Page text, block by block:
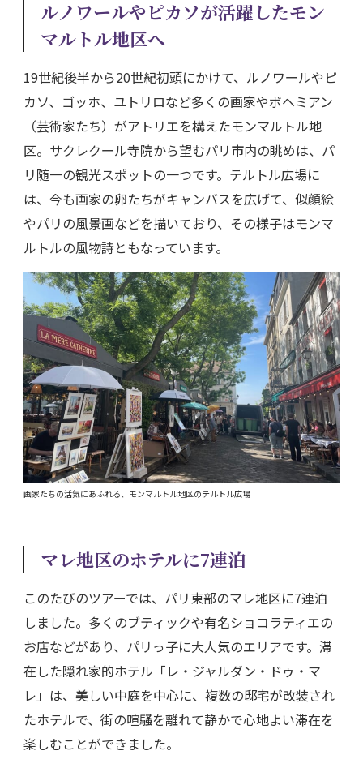
ルノワールやピカソが活躍したモン
マルトル地区へ
19世紀後半から20世紀初頭にかけて、ルノワールやピ
カソ、ゴッホ、ユトリロなど多くの画家やボヘミアン
（芸術家たち）がアトリエを構えたモンマルトル地
区。サクレクール寺院から望むパリ市内の眺めは、パ
リ随一の観光スポットの一つです。テルトル広場に
は、今も画家の卵たちがキャンバスを広げて、似顔絵
やパリの風景画などを描いており、その様子はモンマ
ルトルの風物詩ともなっています。
画家たちの活気にあふれる、モンマルトル地区のテルトル広場
マレ地区のホテルに7連泊
このたびのツアーでは、パリ東部のマレ地区に7連泊
しました。多くのブティックや有名ショコラティエの
お店などがあり、パリっ子に大人気のエリアです。滞
在した隠れ家的ホテル「レ・ジャルダン・ドゥ・マ
レ」は、美しい中庭を中心に、複数の邸宅が改装され
たホテルで、街の喧騒を離れて静かで心地よい滞在を
楽しむことができました。